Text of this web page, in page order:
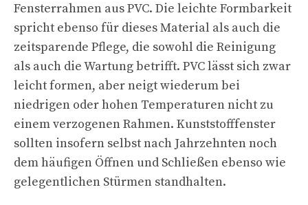
Fensterrahmen aus PVC. Die leichte Formbarkeit
spricht ebenso für dieses Material als auch die
zeitsparende Pflege, die sowohl die Reinigung
als auch die Wartung betrifft. PVC lässt sich zwar
leicht formen, aber neigt wiederum bei
niedrigen oder hohen Temperaturen nicht zu
einem verzogenen Rahmen. Kunststofffenster
sollten insofern selbst nach Jahrzehnten noch
dem häufigen Öffnen und Schließen ebenso wie
gelegentlichen Stürmen standhalten.